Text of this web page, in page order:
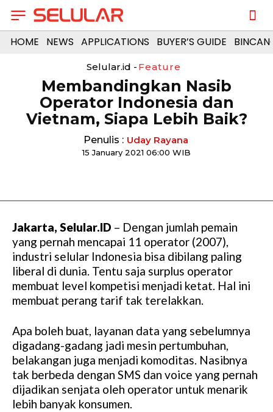
HOME NEWS APPLICATIONS BUYER’S GUIDE
Selular.id - Feature
Membandingkan Nasib
Operator Indonesia dan
Vietnam, Siapa Lebih Baik?
Penulis : Uday Rayana
15 January 2021 06:00 WIB
Jakarta, Selular.ID – Dengan jumlah pemain
yang pernah mencapai 11 operator (2007),
industri selular Indonesia bisa dibilang paling
liberal di dunia. Tentu saja surplus operator
membuat level kompetisi menjadi ketat. Hal ini
membuat perang tarif tak terelakkan.
Apa boleh buat, layanan data yang sebelumnya
digadang-gadang jadi mesin pertumbuhan,
belakangan juga menjadi komoditas. Nasibnya
tak berbeda dengan SMS dan voice yang pernah
dijadikan senjata oleh operator untuk menarik
lebih banyak konsumen.